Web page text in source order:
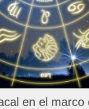
en el